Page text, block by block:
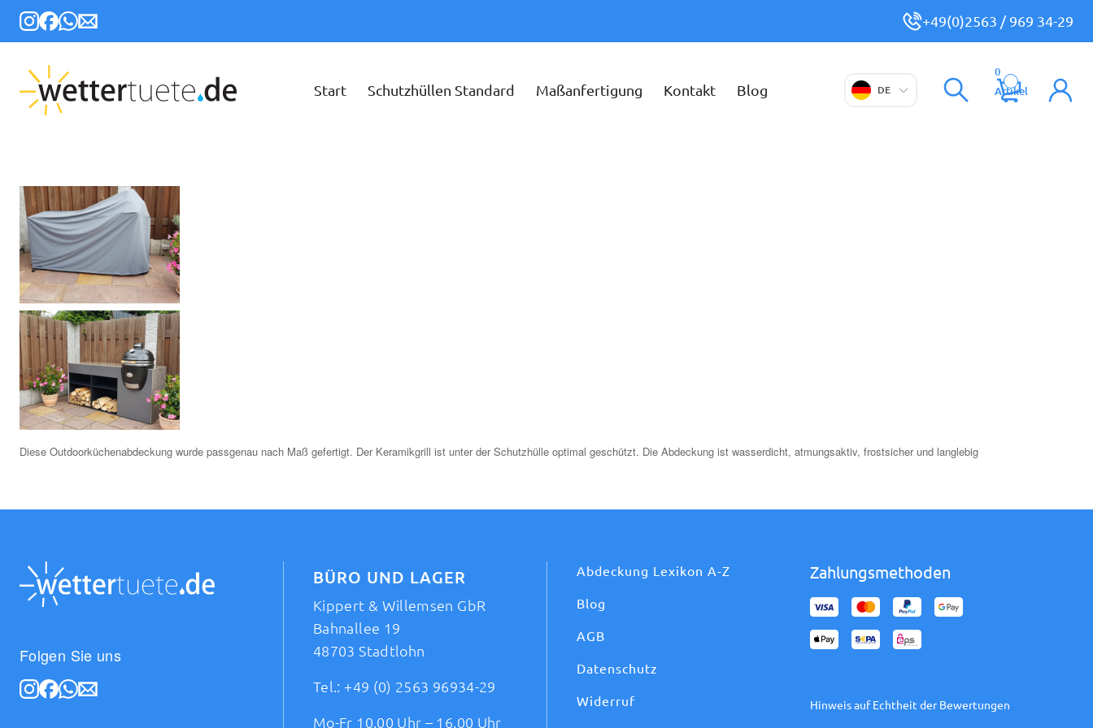
+49(0)2563 / 969 34-29
Start Schutzhüllen Standard Maßanfertigung Kontakt Blog DE
0
Artikel
Diese Outdoorküchenabdeckung wurde passgenau nach Maß gefertigt. Der Keramikgrill ist unter der Schutzhülle optimal geschützt. Die Abdeckung ist wasserdicht, atmungsaktiv, frostsicher und langlebig
Folgen Sie uns
BÜRO UND LAGER
Kippert & Willemsen GbR
Bahnallee 19
48703 Stadtlohn
Tel.: +49 (0) 2563 96934-29
Mo-Fr 10.00 Uhr – 16.00 Uhr
Abdeckung Lexikon A-Z
Blog
AGB
Datenschutz
Widerruf
Zahlungsmethoden
Hinweis auf Echtheit der Bewertungen